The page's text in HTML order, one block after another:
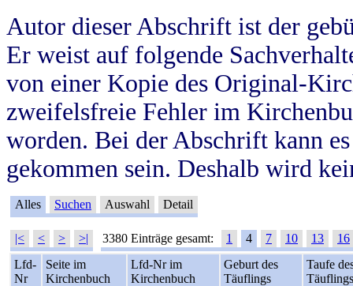
Autor dieser Abschrift ist der
Er weist auf folgende
von einer Kopie des Original-
zweifelsfreie Fehler im
worden. Bei der Abschrift kann
gekommen sein. Deshalb wird
Alles Suchen Auswahl Detail
|< < > >| 3380 Einträge gesamt: 1 4 7 10 13
16
Lfd-
Nr
Seite im
Kirchenbuch
Lfd-Nr im
Kirchenbuch
Geburt des
Täuflings
Taufe
Täuflings